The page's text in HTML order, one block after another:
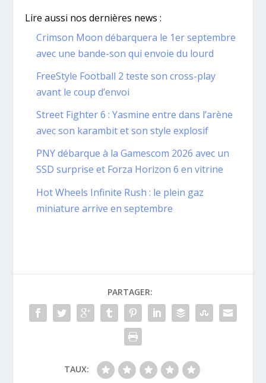
Lire aussi nos dernières news :
Crimson Moon débarquera le 1er septembre
avec une bande-son qui envoie du lourd
FreeStyle Football 2 teste son cross-play
avant le coup d’envoi
Street Fighter 6 : Yasmine entre dans l’arène
avec son karambit et son style explosif
PNY débarque à la Gamescom 2026 avec un
SSD surprise et Forza Horizon 6 en vitrine
Hot Wheels Infinite Rush : le plein gaz
miniature arrive en septembre
PARTAGER:
TAUX: